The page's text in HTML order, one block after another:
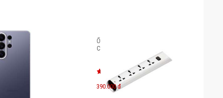
S26 Ultra Clear
Ổ cắm điện 4 lỗ Philips
CHP2442WA/74
390.000 đ